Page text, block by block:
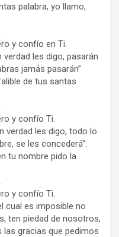
palabra, yo llamo,
y confío en Ti.
verdad les digo, pasarán
jamás pasarán”
de tus santas
y confío Ti.
verdad les digo, todo lo
se les concederá”.
tu nombre pido la
y confío Ti.
cual es imposible no
ten piedad de nosotros,
gracias que pedimos